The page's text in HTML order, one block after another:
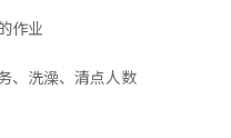
作业
、洗澡、清点人数